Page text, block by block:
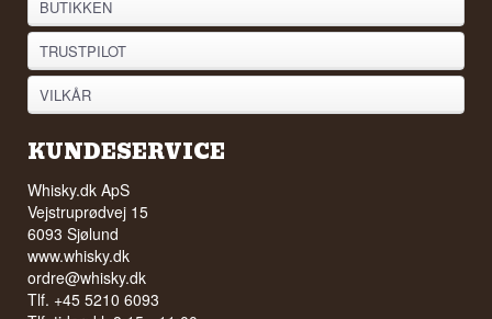
BUTIKKEN
TRUSTPILOT
VILKÅR
KUNDESERVICE
Whisky.dk ApS
Vejstruprødvej 15
6093 Sjølund
www.whisky.dk
ordre@whisky.dk
Tlf. +45 5210 6093